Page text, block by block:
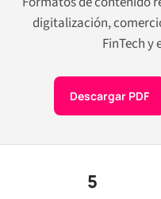
digitalización,
FinTech
Descargar PDF
5